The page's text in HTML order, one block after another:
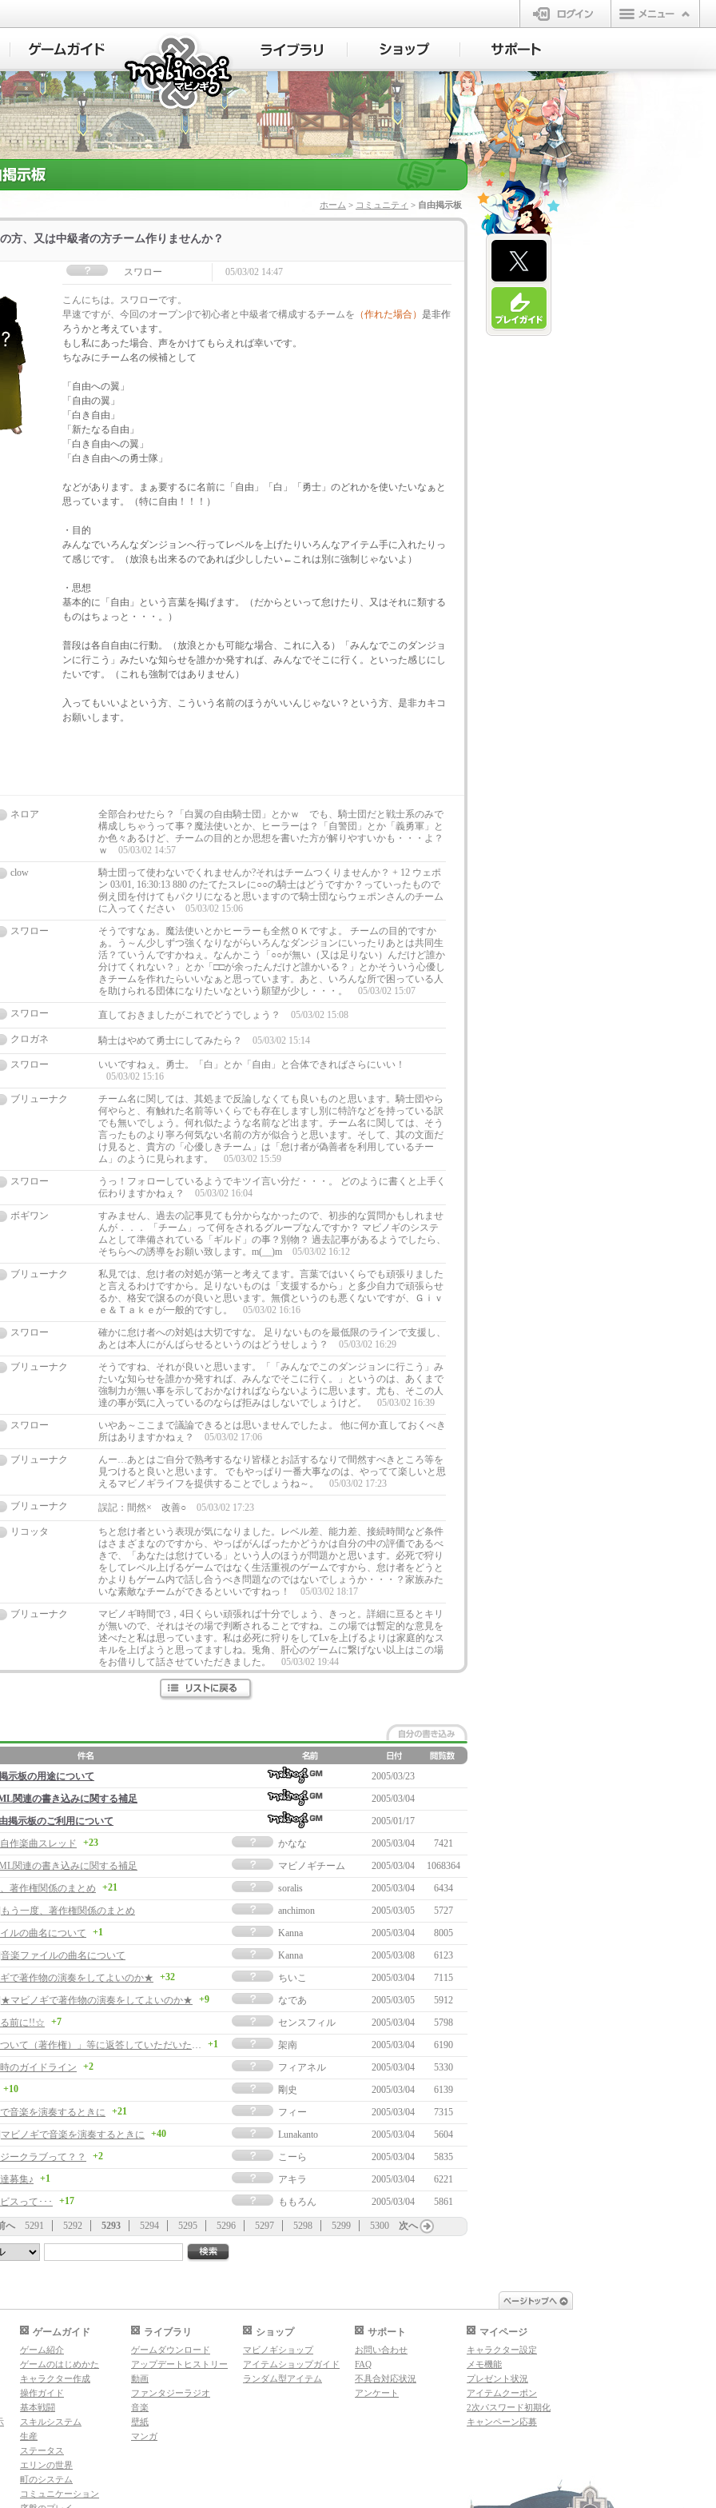
ログイン
マビノギ
ホーム > コミュニティ > 自由掲示板
方、又は中級者の方チーム作りませんか？
スワロー 05/03/02 14:47
こんにちは。スワローです。
早速ですが、今回のオープンβで初心者と中級者で構成するチームを （作れた場合） 是非作
ろうかと考えています。
もし私にあった場合、声をかけてもらえれば幸いです。
ちなみにチーム名の候補として
「自由への翼」
「自由の翼」
「白き自由」
「新たなる自由」
「白き自由への翼」
「白き自由への勇士隊」
などがあります。まぁ要するに名前に「自由」「白」「勇士」のどれかを使いたいなぁと
思っています。（特に自由！！！）
・目的
みんなでいろんなダンジョンへ行ってレベルを上げたりいろんなアイテム手に入れたりっ
て感じです。（放浪も出来るのであれば少ししたい←これは別に強制じゃないよ）
・思想
基本的に「自由」という言葉を掲げます。（だからといって怠けたり、又はそれに類する
ものはちょっと・・・。）
普段は各自自由に行動。（放浪とかも可能な場合、これに入る）「みんなでこのダンジョ
ンに行こう」みたいな知らせを誰かか発すれば、みんなでそこに行く。といった感じにし
たいです。（これも強制ではありません）
入ってもいいよという方、こういう名前のほうがいいんじゃない？という方、是非カキコ
お願いします。
ネロア
全部合わせたら？「白翼の自由騎士団」とかｗ でも、騎士団だと戦士系のみで
構成しちゃうって事？魔法使いとか、ヒーラーは？「自警団」とか「義勇軍」と
か色々あるけど、チームの目的とか思想を書いた方が解りやすいかも・・・よ？
ｗ
05/03/02 14:57
clow
騎士団って使わないでくれませんか?それはチームつくりませんか？ + 12 ウェポ
ン 03/01, 16:30:13 880 のたてたスレに○○の騎士はどうですか？っていったもので
例え団を付けてもパクリになると思いますので騎士団ならウェポンさんのチーム
に入ってください
05/03/02 15:06
スワロー
そうですなぁ。魔法使いとかヒーラーも全然ＯＫですよ。 チームの目的ですか
ぁ。う～ん少しずつ強くなりながらいろんなダンジョンにいったりあとは共同生
活？ていうんですかねぇ。なんかこう「○○が無い（又は足りない）んだけど誰か
分けてくれない？」とか「□□が余ったんだけど誰かいる？」とかそういう心優し
きチームを作れたらいいなぁと思っています。あと、いろんな所で困っている人
を助けられる団体になりたいなという願望が少し・・・。
05/03/02 15:07
スワロー
直しておきましたがこれでどうでしょう？ 05/03/02 15:08
クロガネ 騎士はやめて勇士にしてみたら？ 05/03/02 15:14
スワロー
いいですねぇ。勇士。「白」とか「自由」と合体できればさらにいい！
05/03/02 15:16
ブリューナク
チーム名に関しては、其処まで反論しなくても良いものと思います。騎士団やら
何やらと、有触れた名前等いくらでも存在しますし別に特許などを持っている訳
でも無いでしょう。何れ似たような名前など出ます。チーム名に関しては、そう
言ったものより寧ろ何気ない名前の方が似合うと思います。そして、其の文面だ
け見ると、貴方の「心優しきチーム」は「怠け者が偽善者を利用しているチー
ム」のように見られます。
05/03/02 15:59
スワロー
うっ！フォローしているようでキツイ言い分だ・・・。 どのように書くと上手く
伝わりますかねぇ？
05/03/02 16:04
ボギワン
すみません、過去の記事見ても分からなかったので、初歩的な質問かもしれませ
んが．．． 「チーム」って何をされるグループなんですか？ マビノギのシステ
ムとして準備されている「ギルド」の事？別物？ 過去記事があるようでしたら、
そちらへの誘導をお願い致します。m(__)m
05/03/02 16:12
ブリューナク
私見では、怠け者の対処が第一と考えてます。言葉ではいくらでも頑張りました
と言えるわけですから。足りないものは「支援するから」と多少自力で頑張らせ
るか、格安で譲るのが良いと思います。無償というのも悪くないですが、Ｇｉｖ
ｅ＆Ｔａｋｅが一般的ですし。
05/03/02 16:16
スワロー
確かに怠け者への対処は大切ですな。 足りないものを最低限のラインで支援し、
あとは本人にがんばらせるというのはどうせしょう？
05/03/02 16:29
ブリューナク
そうですね、それが良いと思います。「「みんなでこのダンジョンに行こう」み
たいな知らせを誰かか発すれば、みんなでそこに行く。」というのは、あくまで
強制力が無い事を示しておかなければならないように思います。尤も、そこの人
達の事が気に入っているのならば拒みはしないでしょうけど。
05/03/02 16:39
スワロー
いやあ～ここまで議論できるとは思いませんでしたよ。 他に何か直しておくべき
所はありますかねぇ？
05/03/02 17:06
ブリューナク
んー…あとはご自分で熟考するなり皆様とお話するなりで間然すべきところ等を
見つけると良いと思います。 でもやっぱり一番大事なのは、やってて楽しいと思
えるマビノギライフを提供することでしょうね～。
05/03/02 17:23
ブリューナク
誤記：間然× 改善○ 05/03/02 17:23
リコッタ
ちと怠け者という表現が気になりました。レベル差、能力差、接続時間など条件
はさまざまなのですから、やっぱがんばったかどうかは自分の中の評価であるべ
きで、「あなたは怠けている」という人のほうが問題かと思います。必死で狩り
をしてレベル上げるゲームではなく生活重視のゲームですから、怠け者をどうと
かよりもゲーム内で話し合うべき問題なのではないでしょうか・・・？家族みた
いな素敵なチームができるといいですねっ！
05/03/02 18:17
ブリューナク
マビノギ時間で3，4日くらい頑張れば十分でしょう、きっと。詳細に亘るとキリ
が無いので、それはその場で判断されることですね。この場では暫定的な意見を
述べたと私は思っています。私は必死に狩りをしてLvを上げるよりは家庭的なス
キルを上げようと思ってますしね。兎角、肝心のゲームに繋げない以上はこの場
をお借りして話させていただきました。
05/03/02 19:44
示板の用途について
2005/03/23
関連の書き込みに関する補足
2005/03/04
掲示板のご利用について
2005/01/17
作楽曲スレッド
+23 かなな 2005/03/04
7421
関連の書き込みに関する補足
マビノギチーム 2005/03/04
1068364
著作権関係のまとめ
+21 soralis 2005/03/04
6434
う一度、著作権関係のまとめ
anchimon 2005/03/05
5727
ルの曲名について
+1 Kanna 2005/03/04
8005
楽ファイルの曲名について
Kanna 2005/03/08
6123
で著作物の演奏をしてよいのか★
+32 ちいこ 2005/03/04
7115
マビノギで著作物の演奏をしてよいのか★
+9 なであ 2005/03/05
5912
前に!!☆
+7 センスフィル 2005/03/04
5798
「作曲について（著作権）」等に返答していただいた方へ
+1 架南 2005/03/04
6190
のガイドライン
+2 フィアネル 2005/03/04
5330
+10
剛史 2005/03/04
6139
音楽を演奏するときに
+21 フィー 2005/03/04
7315
ビノギで音楽を演奏するときに
+40 Lunakanto 2005/03/04
5604
ークラブって？？
+2 こーら 2005/03/04
5835
募集♪
+1 アキラ 2005/03/04
6221
スって･･･
+17 ももろん 2005/03/04 5861
へ 5291 5292 5293 5294 5295 5296 5297 5298 5299 5300 次へ
ゲームガイド
ゲーム紹介
ゲームのはじめかた
キャラクター作成
操作ガイド
基本戦闘
スキルシステム
生産
ステータス
エリンの世界
町のシステム
コミュニケーション
ライブラリ
ゲームダウンロード
アップデートヒストリー
動画
ファンタジーラジオ
音楽
壁紙
マンガ
ショップ
マビノギショップ
アイテムショップガイド
ランダム型アイテム
サポート
お問い合わせ
FAQ
不具合対応状況
アンケート
マイページ
キャラクター設定
メモ機能
プレゼント状況
アイテムクーポン
2次パスワード初期化
キャンペーン応募